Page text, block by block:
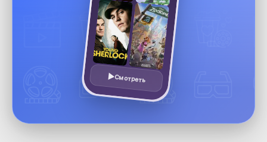
Смотреть